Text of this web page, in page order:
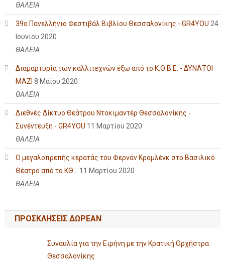
ΘΑΛΕΙΑ
39ο Πανελλήνιο Φεστιβάλ Βιβλίου Θεσσαλονίκης - GR4YOU 24
Ιουνίου 2020
ΘΑΛΕΙΑ
Διαμαρτυρία των καλλιτεχνών έξω από το Κ.Θ.Β.Ε. - ΔΥΝΑΤΟΙ
ΜΑΖΙ 8 Μαΐου 2020
ΘΑΛΕΙΑ
Διεθνές Δίκτυο Θεάτρου Ντοκιμαντέρ Θεσσαλονίκης -
Συνέντευξη - GR4YOU 11 Μαρτίου 2020
ΘΑΛΕΙΑ
Ο μεγαλοπρεπής κερατάς του Φερνάν Κρομλένκ στο Βασιλικό
Θέατρο από το ΚΘ...
11 Μαρτίου 2020
ΘΑΛΕΙΑ
ΠΡΟΣΚΛΗΣΕΙΣ ΔΩΡΕΑΝ
Συναυλία για την Ειρήνη με την Κρατική Ορχήστρα
Θεσσαλονίκης